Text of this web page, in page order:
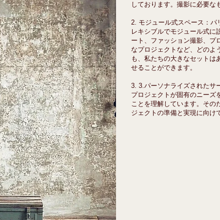
しております。撮影に必要な
2. モジュール式スペース：パ
レキシブルでモジュール式に
ート、ファッション撮影、プ
なプロジェクトなど、どのよ
も、私たちの大きなセットは
せることができます。
3. 3.パーソナライズされたサ
プロジェクトが固有のニーズ
ことを理解しています。その
ジェクトの準備と実現に向け